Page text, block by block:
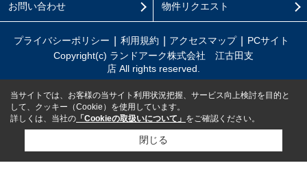
お問い合わせ 物件リクエスト
プライバシーポリシー 利用規約 アクセスマップ
PCサイト
Copyright(c) ランドアーク株式会社 江古田支
店 All rights reserved.
当サイトでは、お客様の当サイト利用状況把握、サービス向上検討を目的と
して、クッキー（Cookie）を使用しています。
詳しくは、当社の 「Cookieの取扱いについて」 をご確認ください。
閉じる